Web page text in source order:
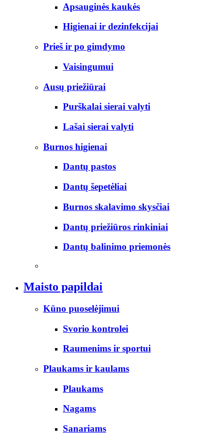
Apsauginės kaukės
Higienai ir dezinfekcijai
Prieš ir po gimdymo
Vaisingumui
Ausų priežiūrai
Purškalai sierai valyti
Lašai sierai valyti
Burnos higienai
Dantų pastos
Dantų šepetėliai
Burnos skalavimo skysčiai
Dantų priežiūros rinkiniai
Dantų balinimo priemonės
Maisto papildai
Kūno puoselėjimui
Svorio kontrolei
Raumenims ir sportui
Plaukams ir kaulams
Plaukams
Nagams
Sanariams